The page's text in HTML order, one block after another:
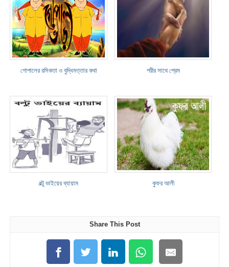
গোপালের রসিকতা ও বুদ্ধিমত্তার কথা পরীর সাথে প্রেম
বল্টু ভাইয়ের ব্যায়াম কুফর আলী
Share This Post